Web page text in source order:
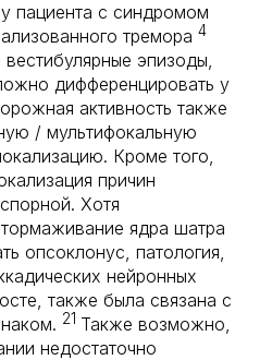
пациента с синдромом
тремора 4
эпизоды,
дифференцировать у
активность также
/ мультифокальную
Кроме того,
причин
Хотя
ядра шатра
опсоклонус, патология,
нейронных
также была связана с
21 Также возможно,
недостаточно